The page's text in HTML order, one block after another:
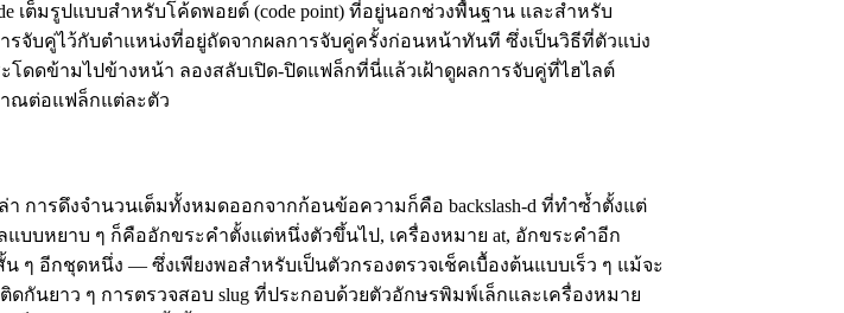
เต็มรูปแบบสำหรับโค้ดพอยต์ (code point) ที่อยู่นอกช่วงพื้นฐาน และสำหรับ
การจับคู่ไว้กับตำแหน่งที่อยู่ถัดจากผลการจับคู่ครั้งก่อนหน้าทันที ซึ่งเป็นวิธีที่ตัวแบ่ง
โดดข้ามไปข้างหน้า ลองสลับเปิด-ปิดแฟล็กที่นี่แล้วเฝ้าดูผลการจับคู่ที่ไฮไลต์
าณต่อแฟล็กแต่ละตัว
การดึงจำนวนเต็มทั้งหมดออกจากก้อนข้อความก็คือ backslash-d ที่ทำซ้ำตั้งแต่
บบหยาบ ๆ ก็คืออักขระคำตั้งแต่หนึ่งตัวขึ้นไป, เครื่องหมาย at, อักขระคำอีก
ๆ อีกชุดหนึ่ง — ซึ่งเพียงพอสำหรับเป็นตัวกรองตรวจเช็คเบื้องต้นแบบเร็ว ๆ แม้จะ
กันยาว ๆ การตรวจสอบ slug ที่ประกอบด้วยตัวอักษรพิมพ์เล็กและเครื่องหมาย